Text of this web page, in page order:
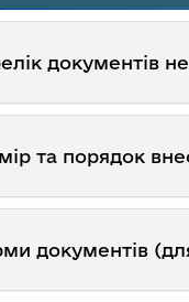
документів
та порядок
документів